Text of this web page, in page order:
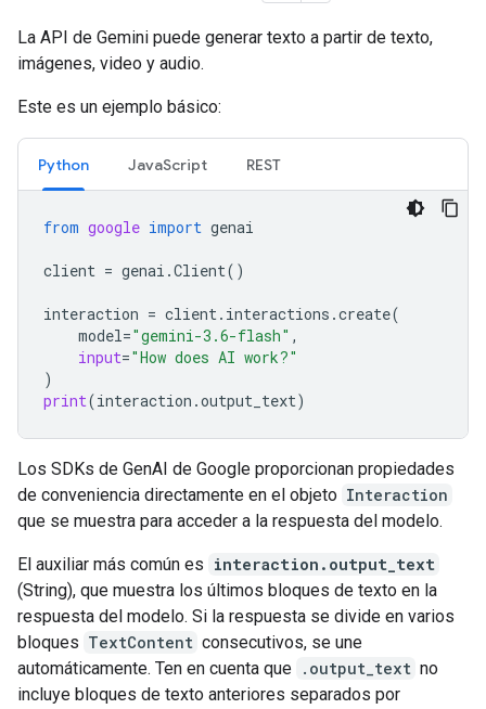
La API de Gemini puede generar texto a partir de texto,
imágenes, video y audio.
Este es un ejemplo básico:
Python JavaScript REST
from google import genai
client = genai .Client()
interaction = client. interactions .create(
model="gemini-3.6-flash" ,
input="How does AI work?"
)
print(interaction .output_text)
Los SDKs de GenAI de Google proporcionan propiedades
de conveniencia directamente en el objeto Interaction
que se muestra para acceder a la respuesta del modelo.
El auxiliar más común es interaction.output_text
(String), que muestra los últimos bloques de texto en la
respuesta del modelo. Si la respuesta se divide en varios
bloques TextContent consecutivos, se une
automáticamente. Ten en cuenta que .output_text no
incluye bloques de texto anteriores separados por